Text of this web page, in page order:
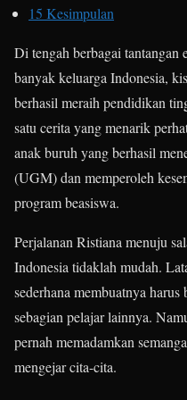
15 Kesimpulan
Di tengah berbagai
banyak keluarga Indonesia,
berhasil meraih pendidikan
satu cerita yang menarik
anak buruh yang berhasil
(UGM) dan memperoleh
program beasiswa.
Perjalanan Ristiana menuju
Indonesia tidaklah mudah.
sederhana membuatnya
sebagian pelajar lainnya.
pernah memadamkan
mengejar cita-cita.